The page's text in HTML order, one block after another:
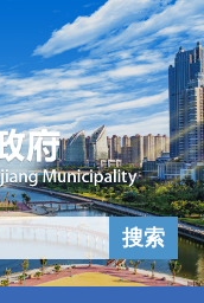
搜索